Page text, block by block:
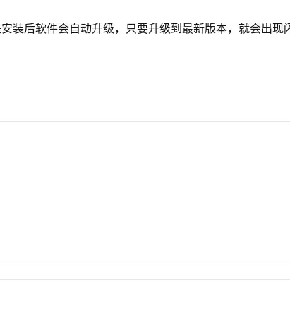
后软件会自动升级，只要升级到最新版本，就会出现